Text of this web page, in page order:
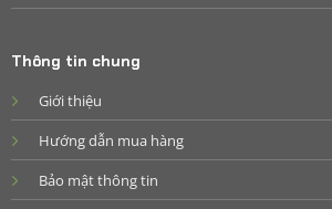
Thông tin chung
Giới thiệu
Hướng dẫn mua hàng
Bảo mật thông tin